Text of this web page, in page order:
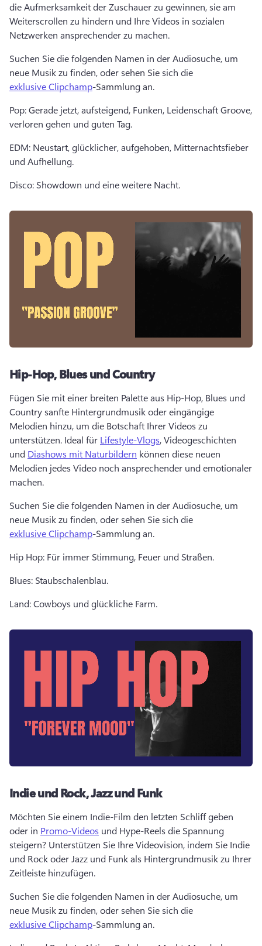
die Aufmerksamkeit der Zuschauer zu gewinnen, sie am
Weiterscrollen zu hindern und Ihre Videos in sozialen
Netzwerken ansprechender zu machen.
Suchen Sie die folgenden Namen in der Audiosuche, um
neue Musik zu finden, oder sehen Sie sich die
exklusive Clipchamp-Sammlung an.
Pop: Gerade jetzt, aufsteigend, Funken, Leidenschaft Groove,
verloren gehen und guten Tag.
EDM: Neustart, glücklicher, aufgehoben, Mitternachtsfieber
und Aufhellung.
Disco: Showdown und eine weitere Nacht.
Hip-Hop, Blues und Country
Fügen Sie mit einer breiten Palette aus Hip-Hop, Blues und
Country sanfte Hintergrundmusik oder eingängige
Melodien hinzu, um die Botschaft Ihrer Videos zu
unterstützen. Ideal für Lifestyle-Vlogs, Videogeschichten
und Diashows mit Naturbildern können diese neuen
Melodien jedes Video noch ansprechender und emotionaler
machen.
Suchen Sie die folgenden Namen in der Audiosuche, um
neue Musik zu finden, oder sehen Sie sich die
exklusive Clipchamp-Sammlung an.
Hip Hop: Für immer Stimmung, Feuer und Straßen.
Blues: Staubschalenblau.
Land: Cowboys und glückliche Farm.
Indie und Rock, Jazz und Funk
Möchten Sie einem Indie-Film den letzten Schliff geben
oder in Promo-Videos und Hype-Reels die Spannung
steigern? Unterstützen Sie Ihre Videovision, indem Sie Indie
und Rock oder Jazz und Funk als Hintergrundmusik zu Ihrer
Zeitleiste hinzufügen.
Suchen Sie die folgenden Namen in der Audiosuche, um
neue Musik zu finden, oder sehen Sie sich die
exklusive Clipchamp-Sammlung an.